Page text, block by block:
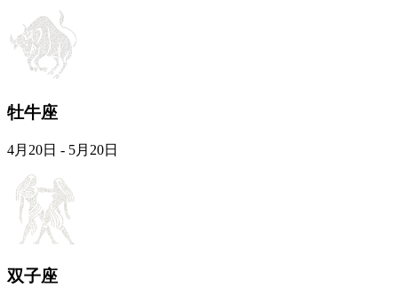
牡牛座
4月20日 - 5月20日
双子座